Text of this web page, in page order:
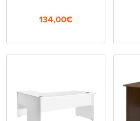
134,00€